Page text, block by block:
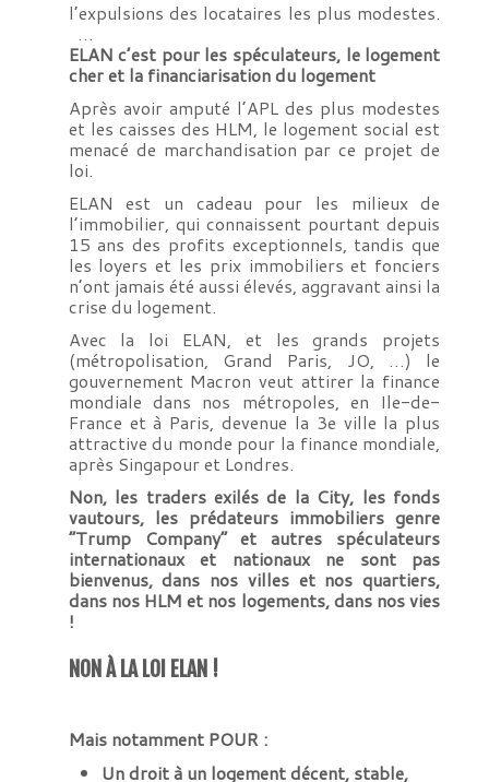
l’expulsions des locataires les plus modestes.
…
ELAN c’est pour les spéculateurs, le logement
cher et la financiarisation du logement
Après avoir amputé l’APL des plus modestes
et les caisses des HLM, le logement social est
menacé de marchandisation par ce projet de
loi.
ELAN est un cadeau pour les milieux de
l’immobilier, qui connaissent pourtant depuis
15 ans des profits exceptionnels, tandis que
les loyers et les prix immobiliers et fonciers
n’ont jamais été aussi élevés, aggravant ainsi la
crise du logement.
Avec la loi ELAN, et les grands projets
(métropolisation, Grand Paris, JO, …) le
gouvernement Macron veut attirer la finance
mondiale dans nos métropoles, en Ile-de-
France et à Paris, devenue la 3e ville la plus
attractive du monde pour la finance mondiale,
après Singapour et Londres.
Non, les traders exilés de la City, les fonds
vautours, les prédateurs immobiliers genre
“Trump Company” et autres spéculateurs
internationaux et nationaux ne sont pas
bienvenus, dans nos villes et nos quartiers,
dans nos HLM et nos logements, dans nos vies
!
NON À LA LOI ELAN !
Mais notamment POUR :
Un droit à un logement décent, stable,